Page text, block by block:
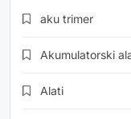
aku trimer
Akumulatorski
Alati